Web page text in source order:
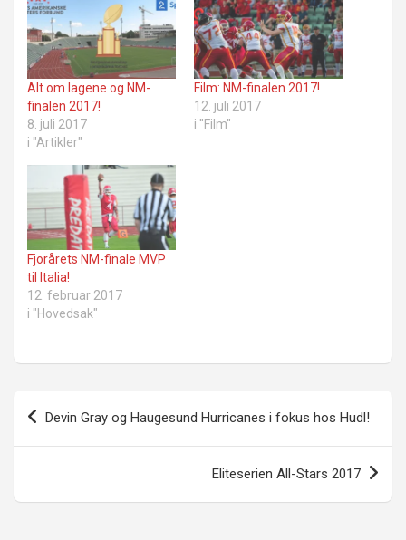
Alt om lagene og NM-
finalen 2017!
8. juli 2017
i "Artikler"
Film: NM-finalen 2017!
12. juli 2017
i "Film"
Fjorårets NM-finale MVP
til Italia!
12. februar 2017
i "Hovedsak"
Innleggsnavigasjon
Devin Gray og Haugesund Hurricanes i fokus hos Hudl!
Eliteserien All-Stars 2017